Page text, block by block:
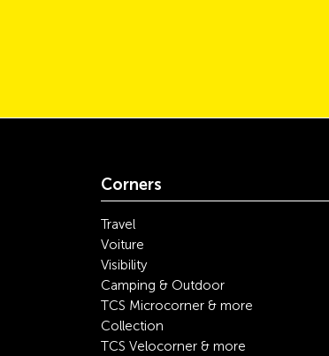
Corners
Travel
Voiture
Visibility
Camping & Outdoor
TCS Microcorner & more
Collection
TCS Velocorner & more